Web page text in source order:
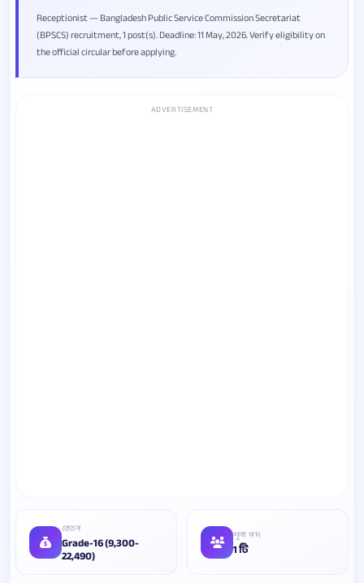
Receptionist — Bangladesh Public Service Commission Secretariat
(BPSCS) recruitment, 1 post(s). Deadline: 11 May, 2026. Verify eligibility on
the official circular before applying.
ADVERTISEMENT
বেতন
Grade-16 (9,300-
22,490)
শূন্য পদ
1 টি